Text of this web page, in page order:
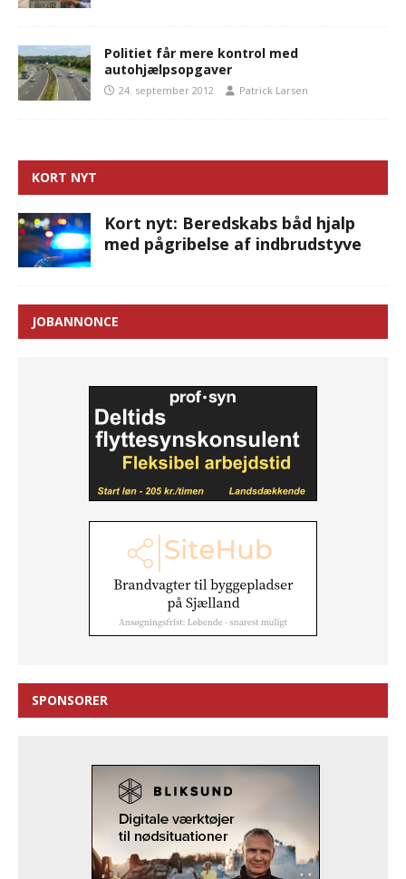
Politiet får mere kontrol med
autohjælpsopgaver
24. september 2012 Patrick Larsen
KORT NYT
Kort nyt: Beredskabs båd hjalp
med pågribelse af indbrudstyve
JOBANNONCE
SPONSORER